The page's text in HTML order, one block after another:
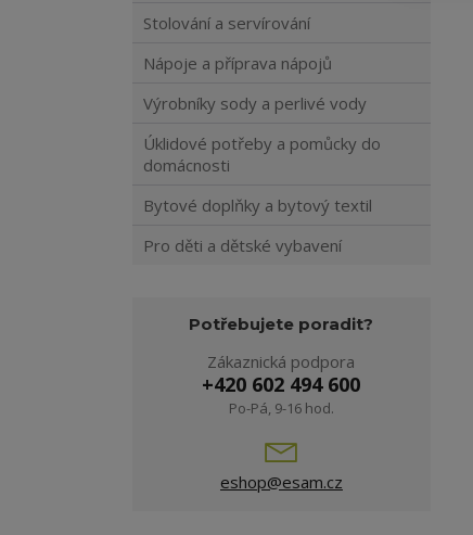
Stolování a servírování
Nápoje a příprava nápojů
Výrobníky sody a perlivé vody
Úklidové potřeby a pomůcky do
domácnosti
Bytové doplňky a bytový textil
Pro děti a dětské vybavení
Potřebujete poradit?
Zákaznická podpora
+420 602 494 600
Po-Pá, 9-16 hod.
eshop@esam.cz